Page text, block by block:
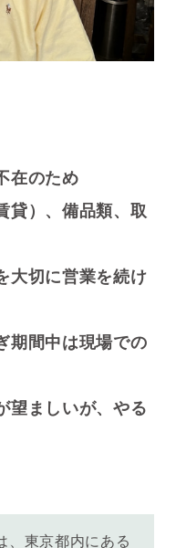
のため
）、備品類、取
切に営業を続け
間中は現場での
ましいが、やる
、東京都内にある